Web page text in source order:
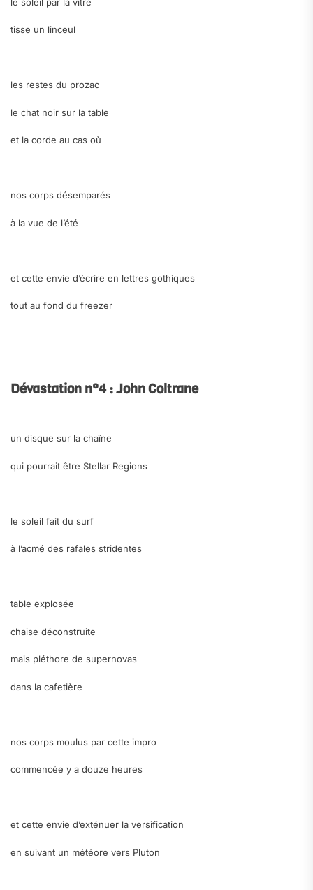
tisse un linceul
les restes du prozac
le chat noir sur la table
et la corde au cas où
nos corps désemparés
à la vue de l’été
et cette envie d’écrire en lettres gothiques
tout au fond du freezer
Dévastation n°4 : John Coltrane
un disque sur la chaîne
qui pourrait être Stellar Regions
le soleil fait du surf
à l’acmé des rafales stridentes
table explosée
chaise déconstruite
mais pléthore de supernovas
dans la cafetière
nos corps moulus par cette impro
commencée y a douze heures
et cette envie d’exténuer la versification
en suivant un météore vers Pluton